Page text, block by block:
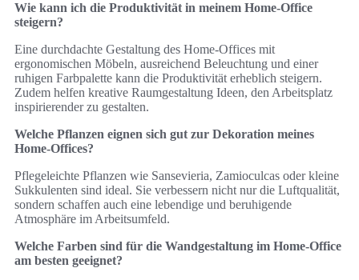
Wie kann ich die Produktivität in meinem Home-Office
steigern?
Eine durchdachte Gestaltung des Home-Offices mit
ergonomischen Möbeln, ausreichend Beleuchtung und einer
ruhigen Farbpalette kann die Produktivität erheblich steigern.
Zudem helfen kreative Raumgestaltung Ideen, den Arbeitsplatz
inspirierender zu gestalten.
Welche Pflanzen eignen sich gut zur Dekoration meines
Home-Offices?
Pflegeleichte Pflanzen wie Sansevieria, Zamioculcas oder kleine
Sukkulenten sind ideal. Sie verbessern nicht nur die Luftqualität,
sondern schaffen auch eine lebendige und beruhigende
Atmosphäre im Arbeitsumfeld.
Welche Farben sind für die Wandgestaltung im Home-Office
am besten geeignet?